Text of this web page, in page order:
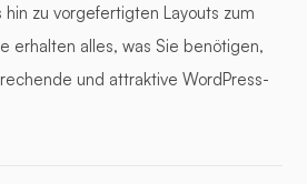
zu vorgefertigten Layouts zum
erhalten alles, was Sie benötigen,
und attraktive WordPress-